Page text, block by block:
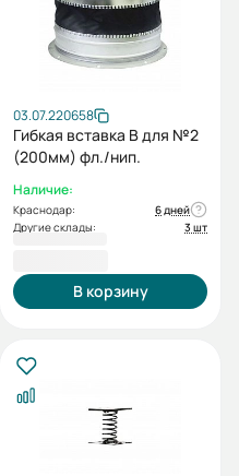
03.07.220658
Гибкая вставка В для №2
(200мм) фл./нип.
Наличие:
Краснодар:
6 дней
Другие склады:
3 шт
В корзину